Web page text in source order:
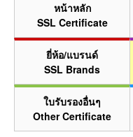
หน้าหลัก
SSL Certificate
ยี่ห้อ/แบรนด์
SSL Brands
ใบรับรองอื่นๆ
Other Certificate